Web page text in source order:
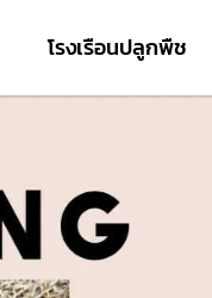
โรงเรือนปลูกพืช